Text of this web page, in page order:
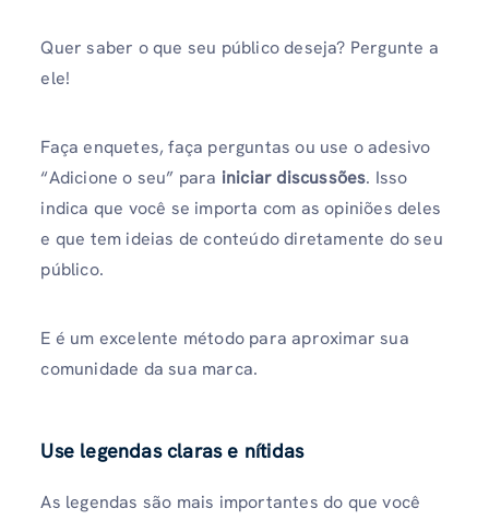
Quer saber o que seu público deseja? Pergunte a
ele!
Faça enquetes, faça perguntas ou use o adesivo
“Adicione o seu” para iniciar discussões. Isso
indica que você se importa com as opiniões deles
e que tem ideias de conteúdo diretamente do seu
público.
E é um excelente método para aproximar sua
comunidade da sua marca.
Use legendas claras e nítidas
As legendas são mais importantes do que você